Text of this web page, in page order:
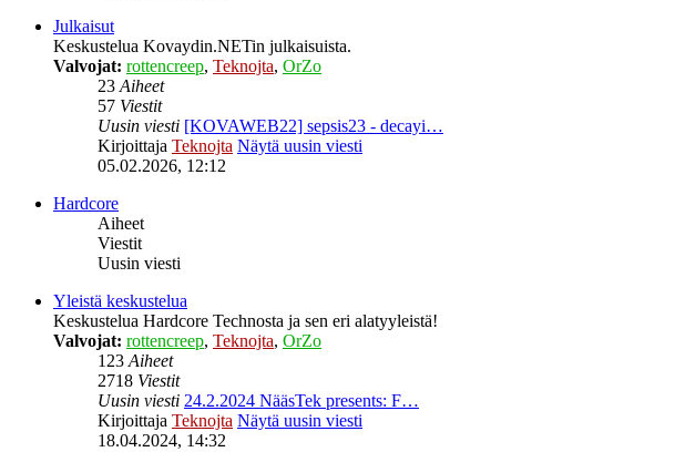
Julkaisut
Keskustelua Kovaydin.NETin julkaisuista.
Valvojat: rottencreep, Teknojta, OrZo
23Aiheet
57 Viestit
Uusin viesti [KOVAWEB22] sepsis23 - decayi…
Kirjoittaja Teknojta Näytä uusin viesti
05.02.2026, 12:12
Hardcore
Aiheet
Viestit
Uusin viesti
Yleistä keskustelua
Keskustelua Hardcore Technosta ja sen eri alatyyleistä!
Valvojat: rottencreep, Teknojta, OrZo
123Aiheet
2718 Viestit
Uusin viesti 24.2.2024 NääsTek presents: F…
Kirjoittaja Teknojta Näytä uusin viesti
18.04.2024, 14:32